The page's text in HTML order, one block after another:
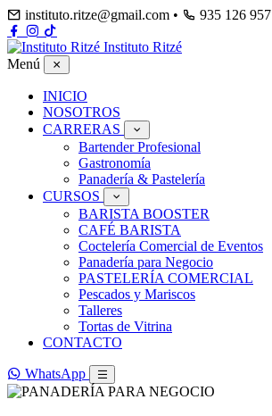
instituto.ritze@gmail.com • 935 126 957
Instituto Ritzé
Menú
INICIO
NOSOTROS
CARRERAS
Bartender Profesional
Gastronomía
Panadería & Pastelería
CURSOS
BARISTA BOOSTER
CAFÉ BARISTA
Coctelería Comercial de Eventos
Panadería para Negocio
PASTELERÍA COMERCIAL
Pescados y Mariscos
Talleres
Tortas de Vitrina
CONTACTO
WhatsApp